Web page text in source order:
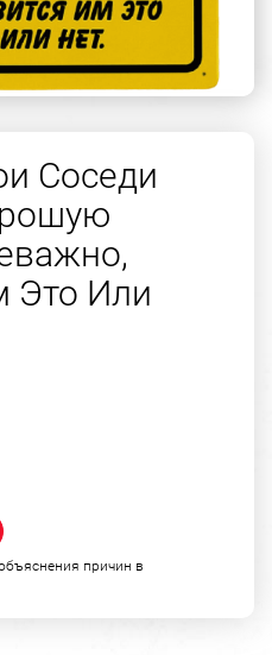
Соседи
Это Или
причин в